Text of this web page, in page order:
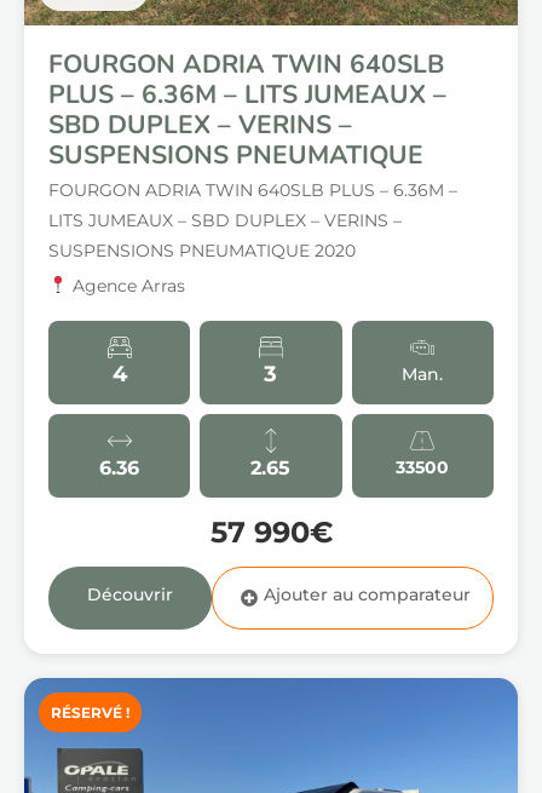
FOURGON ADRIA TWIN 640SLB
PLUS – 6.36M – LITS JUMEAUX –
SBD DUPLEX – VERINS –
SUSPENSIONS PNEUMATIQUE
FOURGON ADRIA TWIN 640SLB PLUS – 6.36M –
LITS JUMEAUX – SBD DUPLEX – VERINS –
SUSPENSIONS PNEUMATIQUE 2020
Agence Arras
4 3 Man.
6.36 2.65 33500
57 990€
Découvrir
RÉSERVÉ !